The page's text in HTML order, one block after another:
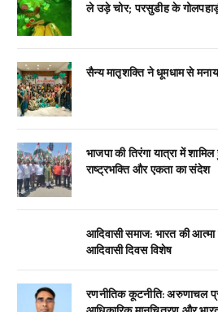
ले उड़े चोर; परसुडीह के
सैन्य मातृशक्ति ने धूमधाम से
भाजपा की तिरंगा यात्रा में
राष्ट्रभक्ति और एकता का संदेश
आदिवासी समाज: भारत की
आदिवासी दिवस विशेष
रणनीतिक कूटनीति: अरुणाचल